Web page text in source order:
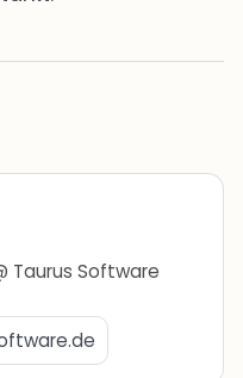
Taurus Software